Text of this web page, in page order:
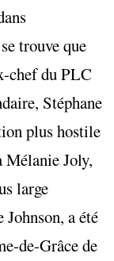
trouve que
chef du PLC
Stéphane
plus hostile
Mélanie Joly,
large
a été
de-Grâce de